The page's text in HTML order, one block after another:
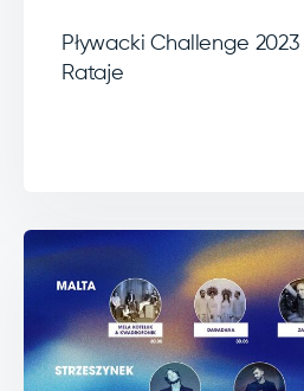
Pływacki Challenge
Rataje